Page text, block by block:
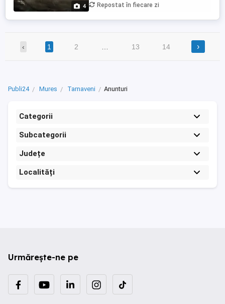
4
Repostat în fiecare zi
‹ 1 2 13 14 ›
Publi24 Mures Tarnaveni Anunturi
Categorii
Subcategorii
Județe
Localități
Urmărește-ne pe